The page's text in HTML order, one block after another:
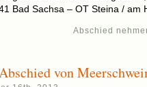
Bad Sachsa – OT Steina / am
Abschied
von